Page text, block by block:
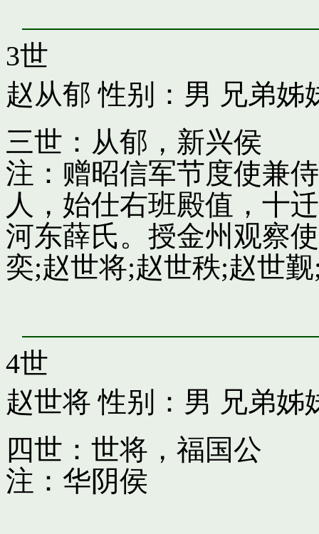
3世
赵从郁 性别：男 兄弟姊
三世：从郁，新兴侯
注：赠昭信军节度使兼
人，始仕右班殿值，十
河东薛氏。授金州观察
奕;赵世将;赵世秩;赵世
4世
赵世将 性别：男 兄弟姊
四世：世将，福国公
注：华阴侯